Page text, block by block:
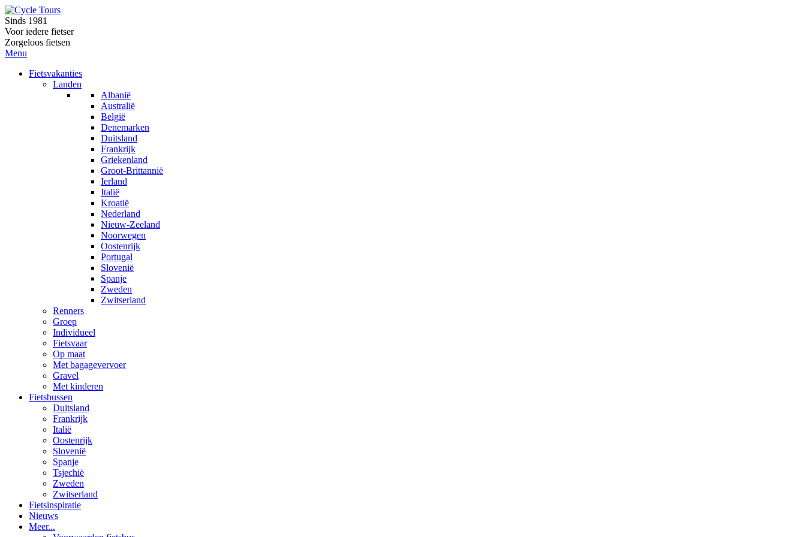
Sinds 1981
Voor iedere fietser
Zorgeloos fietsen
Menu
Fietsvakanties
Landen
Albanië
Australië
België
Denemarken
Duitsland
Frankrijk
Griekenland
Groot-Brittannië
Ierland
Italië
Kroatië
Nederland
Nieuw-Zeeland
Noorwegen
Oostenrijk
Portugal
Slovenië
Spanje
Zweden
Zwitserland
Renners
Groep
Individueel
Fietsvaar
Op maat
Met bagagevervoer
Gravel
Met kinderen
Fietsbussen
Duitsland
Frankrijk
Italië
Oostenrijk
Slovenië
Spanje
Tsjechië
Zweden
Zwitserland
Fietsinspiratie
Nieuws
Meer...